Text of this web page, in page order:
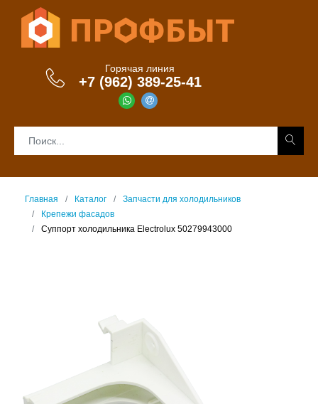
Горячая линия
+7 (962) 389-25-41
Главная Каталог
Запчасти для холодильников
Крепежи фасадов
Суппорт холодильника Electrolux 50279943000